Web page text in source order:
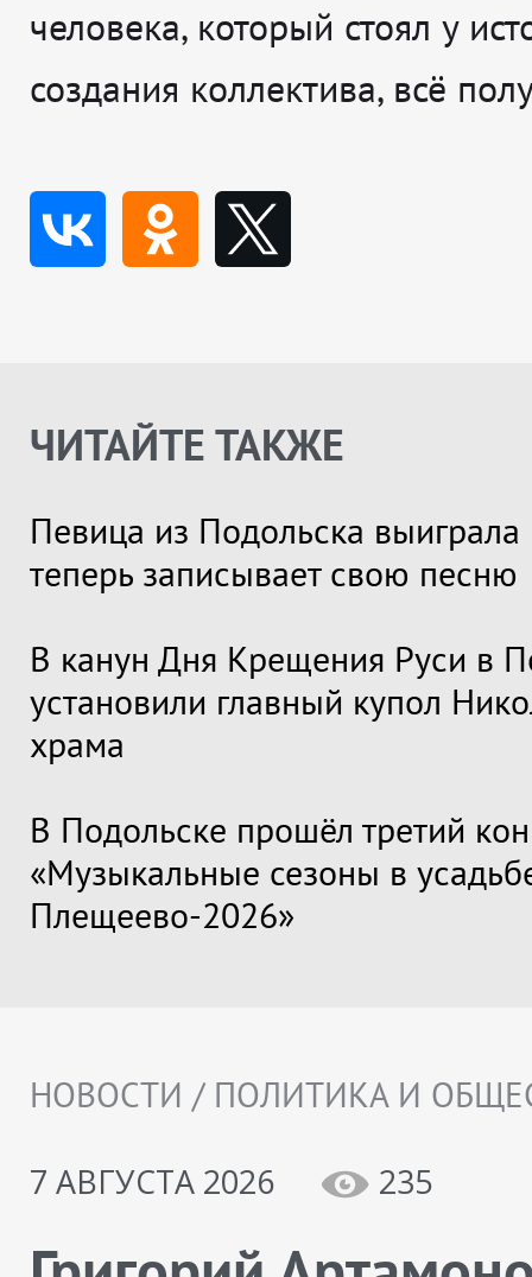
человека, который стоял у
создания коллектива, всё
ЧИТАЙТЕ ТАКЖЕ
Певица из Подольска выиграла
теперь записывает свою песню
В канун Дня Крещения Руси в
установили главный купол
храма
В Подольске прошёл третий
«Музыкальные сезоны в
Плещеево-2026»
НОВОСТИ / ПОЛИТИКА И
7 АВГУСТА 2026
235